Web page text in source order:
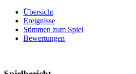
Übersicht
Ereignisse
Stimmen zum Spiel
Bewertungen